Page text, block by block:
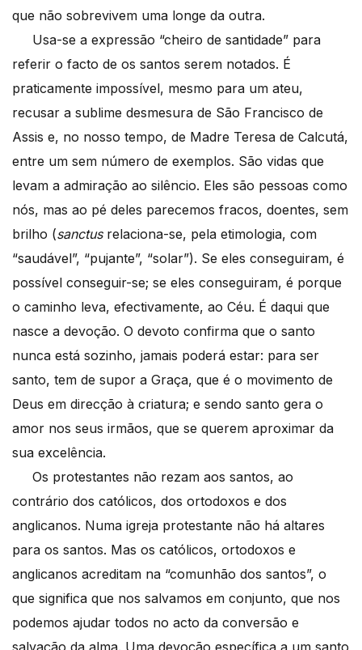
que não sobrevivem uma longe da outra.
Usa-se a expressão “cheiro de santidade” para
referir o facto de os santos serem notados. É
praticamente impossível, mesmo para um ateu,
recusar a sublime desmesura de São Francisco de
Assis e, no nosso tempo, de Madre Teresa de Calcutá,
entre um sem número de exemplos. São vidas que
levam a admiração ao silêncio. Eles são pessoas como
nós, mas ao pé deles parecemos fracos, doentes, sem
brilho (sanctusrelaciona-se, pela etimologia, com
“saudável”, “pujante”, “solar”). Se eles conseguiram, é
possível conseguir-se; se eles conseguiram, é porque
o caminho leva, efectivamente, ao Céu. É daqui que
nasce a devoção. O devoto confirma que o santo
nunca está sozinho, jamais poderá estar: para ser
santo, tem de supor a Graça, que é o movimento de
Deus em direcção à criatura; e sendo santo gera o
amor nos seus irmãos, que se querem aproximar da
sua excelência.
Os protestantes não rezam aos santos, ao
contrário dos católicos, dos ortodoxos e dos
anglicanos. Numa igreja protestante não há altares
para os santos. Mas os católicos, ortodoxos e
anglicanos acreditam na “comunhão dos santos”, o
que significa que nos salvamos em conjunto, que nos
podemos ajudar todos no acto da conversão e
salvação da alma. Uma devoção específica a um santo